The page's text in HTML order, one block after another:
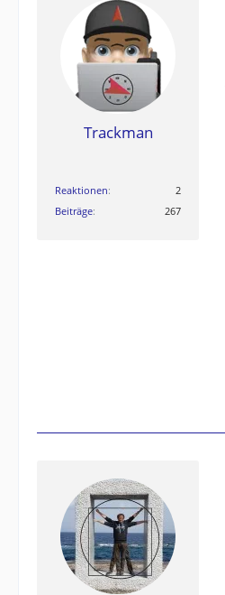
Trackman
Reaktionen
2
Beiträge
267